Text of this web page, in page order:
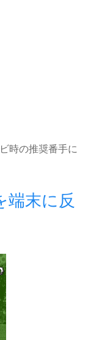
時の推奨番手に
末に反